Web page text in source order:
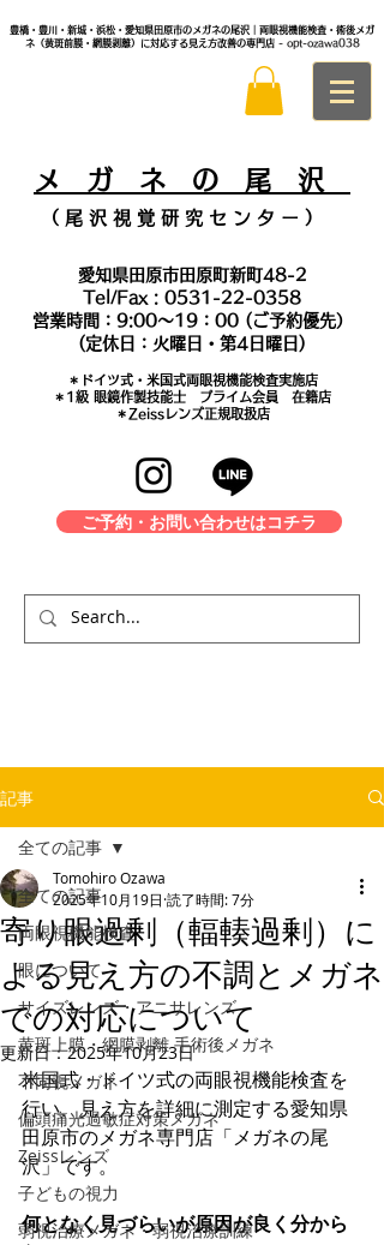
豊橋・豊川・新城・浜松・愛知県田原市のメガネの尾沢｜両眼視機能検査・術後メガ
ネ（黄斑前膜・網膜剥離）に対応する見え方改善の専門店 - opt-ozawa038
メ ガ ネ の 尾 沢
（ 尾 沢 視 覚 研 究 セ ン タ ー ）
愛知県田原市田原町新町48-2
Tel/Fax : 0531-22-0358
営業時間：9:00～19：00 (ご予約優先）
(定休日：火曜日・第4日曜日)
＊​ドイツ式・米国式両眼視機能検査実施店
​＊1級 眼鏡作製技能士 プライム会員 在籍店
＊Zeissレンズ正規取扱店
ご予約・お問い合わせはコチラ
記事
全ての記事
両眼視機能検査
眼について
サイズレンズ・アニサレンズ
黄斑上膜・網膜剥離 手術後メガネ
不同視メガネ
偏頭痛光過敏症対策メガネ
Zeissレンズ
子どもの視力
弱視治療メガネ・弱視治療訓練
全ての記事
寄り眼過剰（輻輳過剰）に
よる見え方の不調とメガネ
での対応について
Tomohiro Ozawa
2025年10月19日 読了時間: 7分
更新日：2025年10月23日
米国式・ドイツ式の両眼視機能検査を
行い、見え方を詳細に測定する愛知県
田原市のメガネ専門店「メガネの尾
沢」です。
何となく見づらいが原因が良く分から